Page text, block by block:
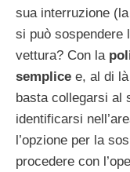
sua interruzione
si può sospendere
vettura? Con la
semplice e, al di
basta collegarsi al
identificarsi
l’opzione per la
procedere con